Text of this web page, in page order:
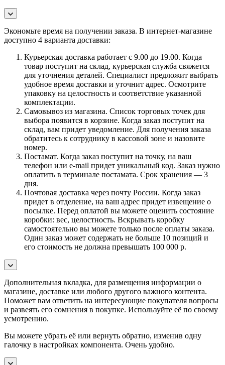
Экономьте время на получении заказа. В интернет-магазине
доступно 4 варианта доставки:
Курьерская доставка работает с 9.00 до 19.00. Когда
товар поступит на склад, курьерская служба свяжется
для уточнения деталей. Специалист предложит выбрать
удобное время доставки и уточнит адрес. Осмотрите
упаковку на целостность и соответствие указанной
комплектации.
Самовывоз из магазина. Список торговых точек для
выбора появится в корзине. Когда заказ поступит на
склад, вам придет уведомление. Для получения заказа
обратитесь к сотруднику в кассовой зоне и назовите
номер.
Постамат. Когда заказ поступит на точку, на ваш
телефон или e-mail придет уникальный код. Заказ нужно
оплатить в терминале постамата. Срок хранения — 3
дня.
Почтовая доставка через почту России. Когда заказ
придет в отделение, на ваш адрес придет извещение о
посылке. Перед оплатой вы можете оценить состояние
коробки: вес, целостность. Вскрывать коробку
самостоятельно вы можете только после оплаты заказа.
Один заказ может содержать не больше 10 позиций и
его стоимость не должна превышать 100 000 р.
Дополнительная вкладка, для размещения информации о
магазине, доставке или любого другого важного контента.
Поможет вам ответить на интересующие покупателя вопросы
и развеять его сомнения в покупке. Используйте её по своему
усмотрению.
Вы можете убрать её или вернуть обратно, изменив одну
галочку в настройках компонента. Очень удобно.